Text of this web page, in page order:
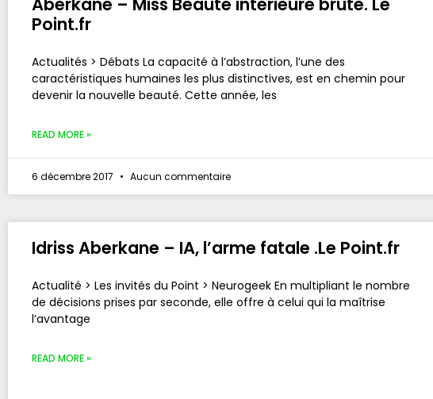
Aberkane – Miss Beauté intérieure brute. Le
Point.fr
Actualités > Débats La capacité à l’abstraction, l’une des
caractéristiques humaines les plus distinctives, est en chemin pour
devenir la nouvelle beauté. Cette année, les
READ MORE »
6 décembre 2017 Aucun commentaire
Idriss Aberkane – IA, l’arme fatale .Le Point.fr
Actualité > Les invités du Point > Neurogeek En multipliant le nombre
de décisions prises par seconde, elle offre à celui qui la maîtrise
l’avantage
READ MORE »